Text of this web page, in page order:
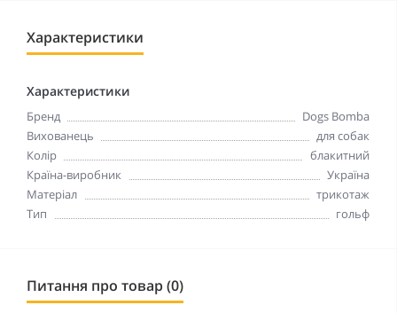
Характеристики
Характеристики
Бренд
Dogs Bomba
Вихованець
для собак
Колір
блакитний
Країна-виробник
Україна
Матеріал
трикотаж
Тип
гольф
Питання про товар (0)